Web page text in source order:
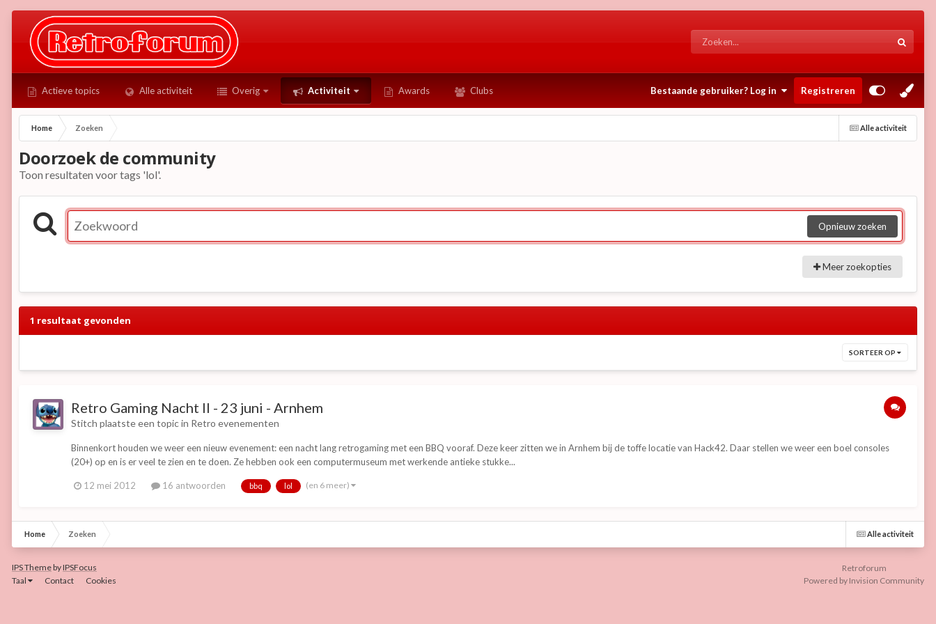
Actieve topics Alle activiteit Overig Activiteit Awards Clubs Bestaande gebruiker? Log in Registreren
Alle activiteit
Home Zoeken
Doorzoek de community
Toon resultaten voor tags 'lol'.
Opnieuw zoeken
Meer zoekopties
1 resultaat gevonden
SORTEER OP
Retro Gaming Nacht II - 23 juni - Arnhem
Stitch plaatste een topic in Retro evenementen
Binnenkort houden we weer een nieuw evenement: een nacht lang retrogaming met een BBQ vooraf. Deze keer zitten we in Arnhem bij de toffe locatie van Hack42. Daar stellen we weer een boel consoles
(20+) op en is er veel te zien en te doen. Ze hebben ook een computermuseum met werkende antieke stukke...
12 mei 2012 16 antwoorden bbq lol (en 6 meer)
Alle activiteit
Home Zoeken
IPS ThemebyIPSFocus
Taal
Contact Cookies
Retroforum
Powered by Invision Community